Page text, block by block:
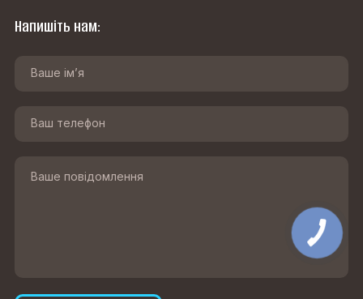
Напишіть нам: